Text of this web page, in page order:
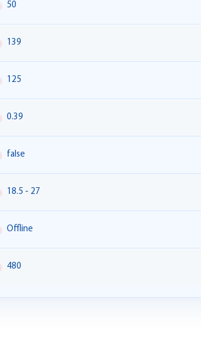
50
139
125
0.39
false
18.5 - 27
Offline
480